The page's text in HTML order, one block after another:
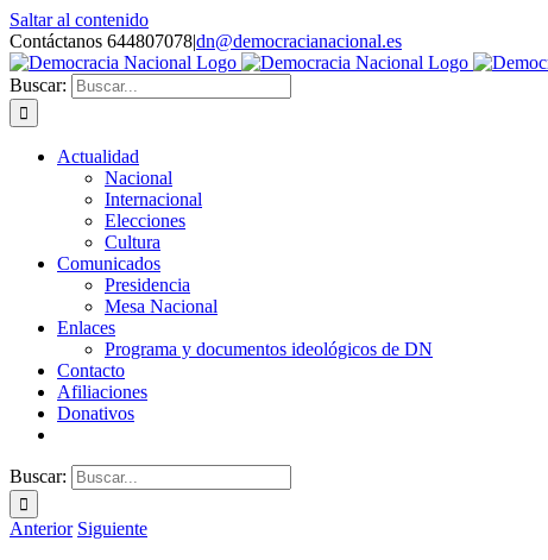
Saltar al contenido
Contáctanos 644807078|dn@democracianacional.es
Buscar:
Actualidad
Nacional
Internacional
Elecciones
Cultura
Comunicados
Presidencia
Mesa Nacional
Enlaces
Programa y documentos ideológicos de DN
Contacto
Afiliaciones
Donativos
Buscar:
Anterior Siguiente